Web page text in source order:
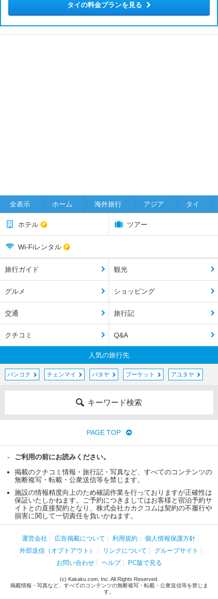
タイの料金プランを見る
全表示 ホーム 海外旅行 アジア タイ
ホテル ツアー
Wi-Fiレンタル
旅行ガイド 観光
グルメ ショッピング
交通 旅行記
クチコミ Q&A
人気の旅行先
バンコク チェンマイ パタヤ プーケット アユタヤ
キーワード検索
PAGE TOP
ご利用の前にお読みください。
掲載のクチコミ情報・旅行記・写真など、すべてのコンテンツの
無断複写・転載・公衆送信等を禁じます。
施設の情報精度向上のため確認作業を行っておりますが正確性は
保証いたしかねます。ご予約につきましてはお客様と宿泊予約サ
イトとの直接契約となり、株式会社カカクコムは契約の不履行や
損害に関して一切責任を負いかねます。
運営会社 広告掲載について 利用規約
個人情報保護方針
外部送信（オプトアウト）
リンクについて
グループサイト
お問い合わせ
ヘルプ PC版で見る
(c) Kakaku.com, Inc. All Rights Reserved.
掲載情報・写真など、すべてのコンテンツの無断複写・転載・公衆送信等を禁じま
す。